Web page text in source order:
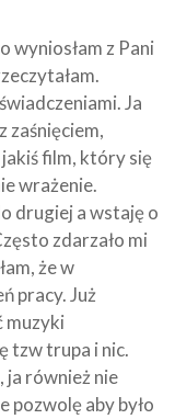
wyniosłam z Pani
Ja
zaśnięciem,
jakiś film, który się
wrażenie.
drugiej a wstaję o
zdarzało mi
że w
pracy. Już
muzyki
tzw trupa i nic.
ja również nie
pozwolę aby było